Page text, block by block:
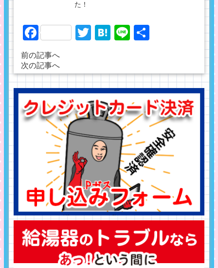
た！
FacebookTwitter
Hatena
Line
前の記事へ
次の記事へ